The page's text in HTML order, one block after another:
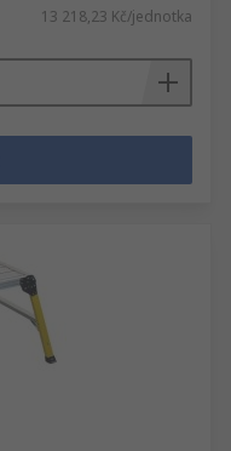
13 218,23 Kč/jednotka